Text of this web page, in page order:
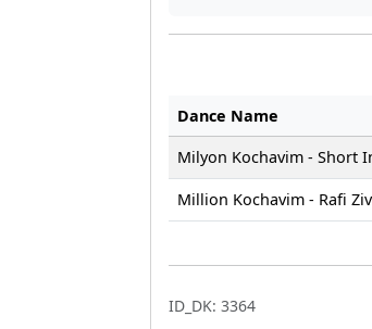
Dance Name
Milyon Kochavim - Short
Million Kochavim - Rafi Ziv
ID_DK: 3364